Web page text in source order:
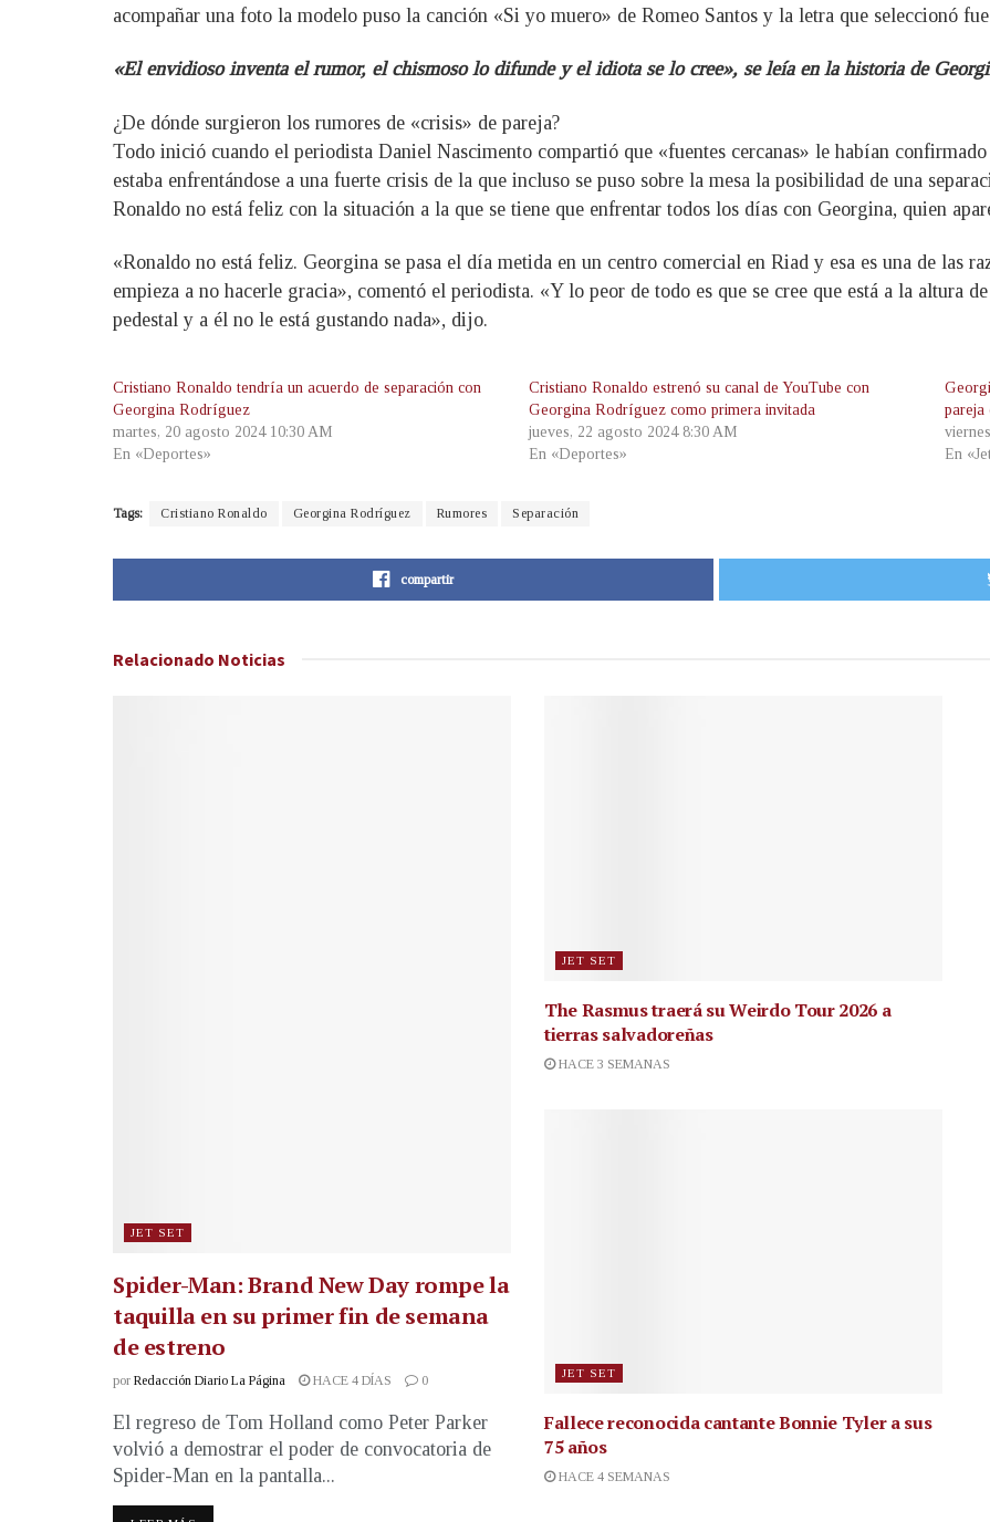
acompañar una foto la modelo puso la canción «Si yo muero» de Romeo Santos y la letra que seleccionó
«El envidioso inventa el rumor, el chismoso lo difunde y el idiota se lo cree», se leía en la historia de
¿De dónde surgieron los rumores de «crisis» de pareja?
Todo inició cuando el periodista Daniel Nascimento compartió que «fuentes cercanas» le habían
estaba enfrentándose a una fuerte crisis de la que incluso se puso sobre la mesa la posibilidad de una
Ronaldo no está feliz con la situación a la que se tiene que enfrentar todos los días con Georgina, quien
«Ronaldo no está feliz. Georgina se pasa el día metida en un centro comercial en Riad y esa es una de las
empieza a no hacerle gracia», comentó el periodista. «Y lo peor de todo es que se cree que está a la altura
pedestal y a él no le está gustando nada», dijo.
Cristiano Ronaldo tendría un acuerdo de separación con
Georgina Rodríguez
martes, 20 agosto 2024 10:30 AM
En «Deportes»
Cristiano Ronaldo estrenó su canal de YouTube con
Georgina Rodríguez como primera invitada
jueves, 22 agosto 2024 8:30 AM
En «Deportes»
pareja
En
Tags: Cristiano Ronaldo Georgina Rodríguez Rumores Separación
compartir
Relacionado Noticias
JET SET
Spider-Man: Brand New Day rompe la
taquilla en su primer fin de semana
de estreno
por Redacción Diario La Página HACE 4 DÍAS 0
El regreso de Tom Holland como Peter Parker
volvió a demostrar el poder de convocatoria de
Spider-Man en la pantalla...
JET SET
The Rasmus traerá su Weirdo Tour 2026 a
tierras salvadoreñas
HACE 3 SEMANAS
JET SET
Fallece reconocida cantanteBonnie Tyler a sus
75 años
HACE 4 SEMANAS